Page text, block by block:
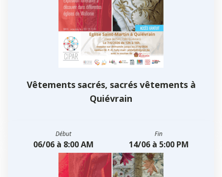
Vêtements sacrés, sacrés vêtements à
Quiévrain
Début
06/06 à 8:00 AM
Fin
14/06 à 5:00 PM